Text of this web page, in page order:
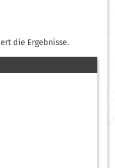
die Ergebnisse.